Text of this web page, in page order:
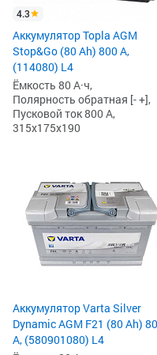
4.3
Аккумулятор Topla AGM
Stop&Go (80 Ah) 800 А,
(114080) L4
Ёмкость 80 А·ч,
Полярность обратная [- +],
Пусковой ток 800 А,
315x175x190
Аккумулятор Varta Silver
Dynamic AGM F21 (80 Ah)
А, (580901080) L4